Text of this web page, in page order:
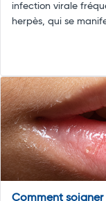
infection virale
herpès, qui se
Comment soigner